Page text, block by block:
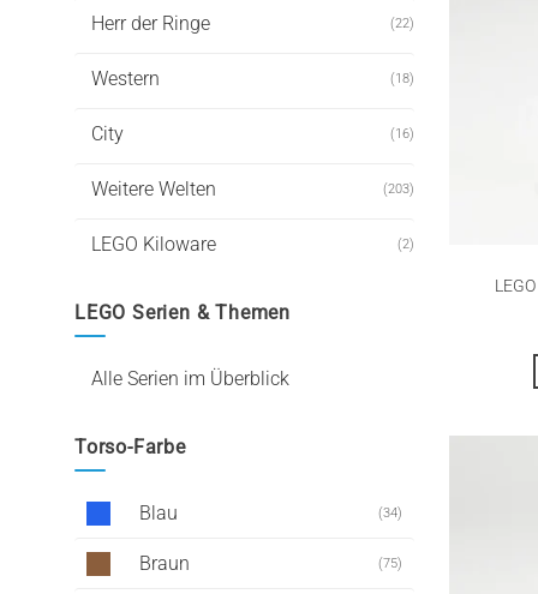
Herr der Ringe (22)
Western (18)
City (16)
Weitere Welten (203)
LEGO Kiloware (2)
LEGO Serien & Themen
Alle Serien im Überblick
Torso-Farbe
Blau (34)
Braun (75)